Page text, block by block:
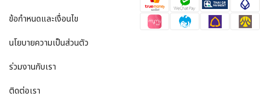
ข้อกำหนดและเงื่อนไข
นโยบายความเป็นส่วนตัว
ร่วมงานกับเรา
ติดต่อเรา